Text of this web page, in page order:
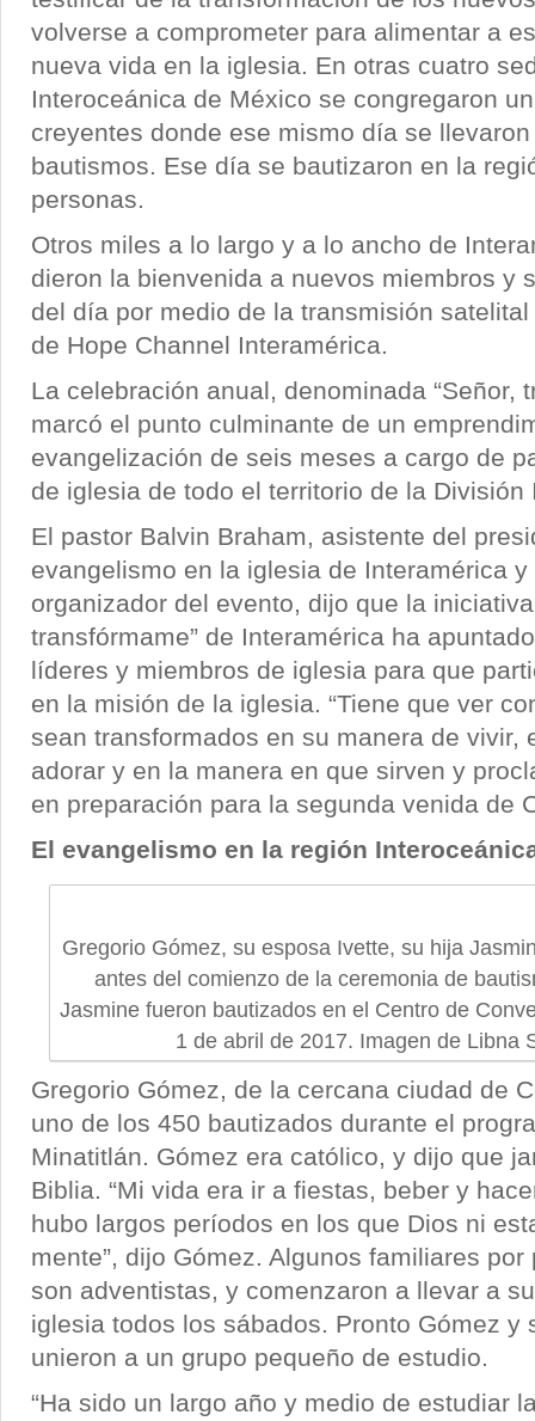
volverse a comprometer para alimentar a
nueva vida en la iglesia. En otras cuatro
Interoceánica de México se congregaron
creyentes donde ese mismo día se
bautismos. Ese día se bautizaron en la
personas.
Otros miles a lo largo y a lo ancho de
dieron la bienvenida a nuevos miembros y
del día por medio de la transmisión
de Hope Channel Interamérica.
La celebración anual, denominada “Señor,
marcó el punto culminante de un
evangelización de seis meses a cargo de
de iglesia de todo el territorio de la División
El pastor Balvin Braham, asistente del
evangelismo en la iglesia de Interamérica
organizador del evento, dijo que la iniciativa
transfórmame” de Interamérica ha
líderes y miembros de iglesia para que
en la misión de la iglesia. “Tiene que ver
sean transformados en su manera de vivir,
adorar y en la manera en que sirven y
en preparación para la segunda venida de
El evangelismo en la región
Gregorio Gómez, su esposa Ivette, su hija
antes del comienzo de la ceremonia de
Jasmine fueron bautizados en el Centro de
1 de abril de 2017. Imagen de Libna
Gregorio Gómez, de la cercana ciudad de
uno de los 450 bautizados durante el
Minatitlán. Gómez era católico, y dijo que
Biblia. “Mi vida era ir a fiestas, beber y
hubo largos períodos en los que Dios ni
mente”, dijo Gómez. Algunos familiares
son adventistas, y comenzaron a llevar a
iglesia todos los sábados. Pronto Gómez y
unieron a un grupo pequeño de estudio.
“Ha sido un largo año y medio de estudiar